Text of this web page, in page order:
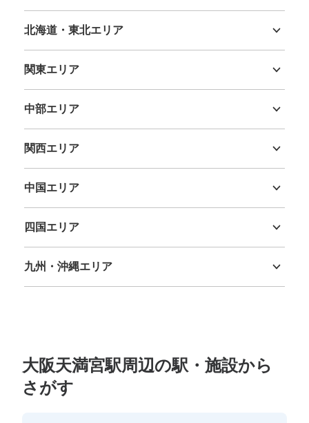
北海道・東北エリア
関東エリア
中部エリア
関西エリア
中国エリア
四国エリア
九州・沖縄エリア
大阪天満宮駅周辺の駅・施設から
さがす